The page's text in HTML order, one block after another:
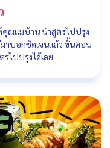
คุณแม่บ้าน นำสูตรไปปรุง
าบอกชัดเจนแล้ว ขั้นตอน
ไปปรุงได้เลย